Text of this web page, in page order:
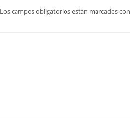
Los campos obligatorios están marcados con